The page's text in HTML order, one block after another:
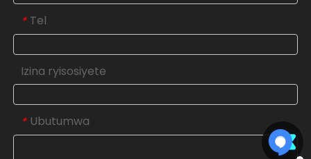
* Tel
Izina ryisosiyete
* Ubutumwa